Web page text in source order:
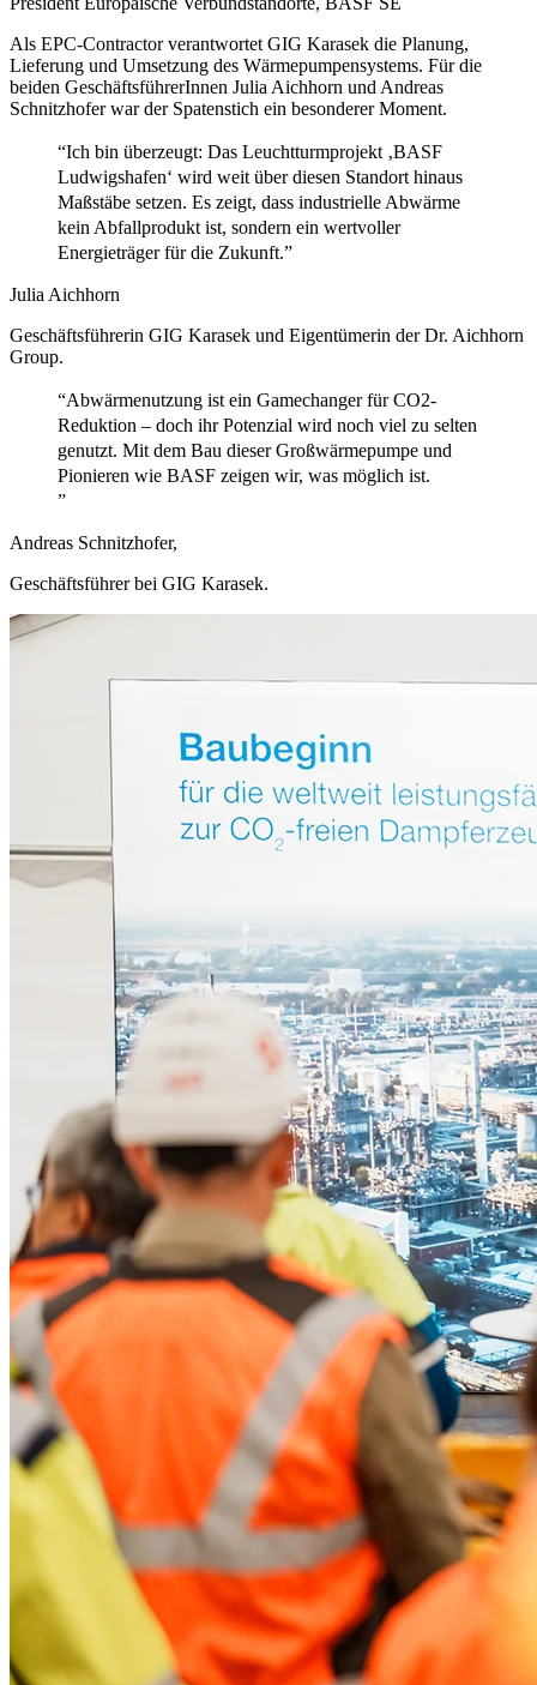
Als EPC-Contractor verantwortet GIG Karasek die Planung,
Lieferung und Umsetzung des Wärmepumpensystems. Für die
beiden GeschäftsführerInnen Julia Aichhorn und Andreas
Schnitzhofer war der Spatenstich ein besonderer Moment.
“Ich bin überzeugt: Das Leuchtturmprojekt ‚BASF
Ludwigshafen‘ wird weit über diesen Standort hinaus
Maßstäbe setzen. Es zeigt, dass industrielle Abwärme
kein Abfallprodukt ist, sondern ein wertvoller
Energieträger für die Zukunft.”
Julia Aichhorn
Geschäftsführerin GIG Karasek und Eigentümerin der Dr. Aichhorn
Group.
“Abwärmenutzung ist ein Gamechanger für CO2-
Reduktion – doch ihr Potenzial wird noch viel zu selten
genutzt. Mit dem Bau dieser Großwärmepumpe und
Pionieren wie BASF zeigen wir, was möglich ist.
”
Andreas Schnitzhofer,
Geschäftsführer bei GIG Karasek.